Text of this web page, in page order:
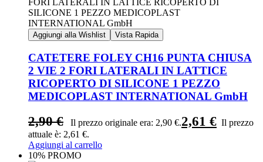
Aggiungi alla Wishlist Vista Rapida
CATETERE FOLEY CH16 PUNTA CHIUSA
2 VIE 2 FORI LATERALI IN LATTICE
RICOPERTO DI SILICONE 1 PEZZO
MEDICOPLAST INTERNATIONAL GmbH
2,90€ Il prezzo originale era: 2,90 €.2,61 € Il prezzo
attuale è: 2,61 €.
Aggiungi al carrello
10% PROMO